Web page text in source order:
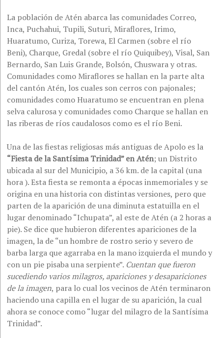
La población de Atén abarca las comunidades Correo,
Inca, Puchahui, Tupili, Suturi, Miraflores, Irimo,
Huaratumo, Curiza, Torewa, El Carmen (sobre el río
Beni), Charque, Gredal (sobre el río Quiquibey), Visal, San
Bernardo, San Luis Grande, Bolsón, Chuswara y otras.
Comunidades como Miraflores se hallan en la parte alta
del cantón Atén, los cuales son cerros con pajonales;
comunidades como Huaratumo se encuentran en plena
selva calurosa y comunidades como Charque se hallan en
las riberas de ríos caudalosos como es el río Beni.
Una de las fiestas religiosas más antiguas de Apolo es la
“Fiesta de la Santísima Trinidad” en Atén; un Distrito
ubicada al sur del Municipio, a 36 km. de la capital (una
hora ). Esta fiesta se remonta a épocas inmemoriales y se
origina en una historia con distintas versiones, pero que
parten de la aparición de una diminuta estatuilla en el
lugar denominado “Ichupata”, al este de Atén (a 2 horas a
pie). Se dice que hubieron diferentes apariciones de la
imagen, la de “un hombre de rostro serio y severo de
barba larga que agarraba en la mano izquierda el mundo y
con un pie pisaba una serpiente”. Cuentan que fueron
sucediendo varios milagros, apariciones y desapariciones
de la imagen, para lo cual los vecinos de Atén terminaron
haciendo una capilla en el lugar de su aparición, la cual
ahora se conoce como “lugar del milagro de la Santísima
Trinidad”.